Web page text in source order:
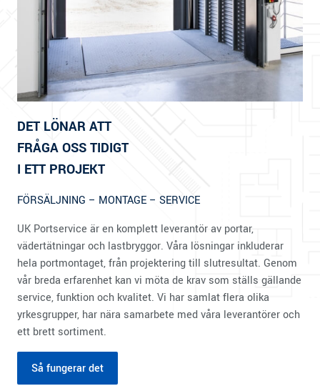
DET LÖNAR ATT
FRÅGA OSS TIDIGT
I ETT PROJEKT
FÖRSÄLJNING – MONTAGE – SERVICE
UK Portservice är en komplett leverantör av portar,
vädertätningar och lastbryggor. Våra lösningar inkluderar
hela portmontaget, från projektering till slutresultat. Genom
vår breda erfarenhet kan vi möta de krav som ställs gällande
service, funktion och kvalitet. Vi har samlat flera olika
yrkesgrupper, har nära samarbete med våra leverantörer och
ett brett sortiment.
Så fungerar det